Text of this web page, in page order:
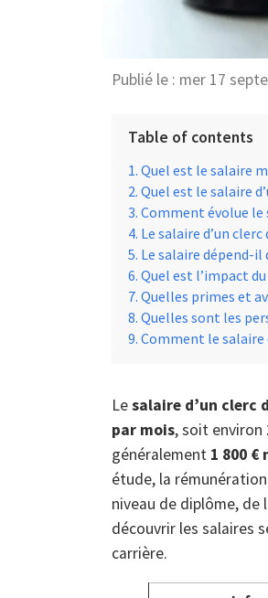
Publié le : mer 17
Table of contents
Quel est le salaire
Quel est le salaire
Comment évolue le
Le salaire d’un
Le salaire dépend-il
Quel est l’impact
Quelles primes et
Quelles sont les
Comment le salaire
Lesalaire d’un clerc
par mois, soit environ
généralement 1 800 €
étude, la
niveau de diplôme, de
découvrir les salaires
carrière.